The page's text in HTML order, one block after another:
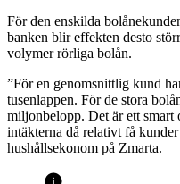
För den enskilda
banken blir effekten desto
volymer rörliga bolån.
”För en genomsnittlig kund
tusenlappen. För de stora
miljonbelopp. Det är ett smart
intäkterna då relativt få
hushållsekonom på Zmarta.